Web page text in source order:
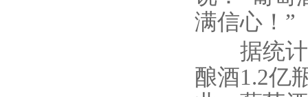
满信心！”
据统计
酿酒1.2亿